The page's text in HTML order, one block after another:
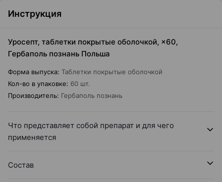
Инструкция
Уросепт, таблетки покрытые оболочкой, ×60,
Гербаполь познань Польша
Форма выпуска: Таблетки покрытые оболочкой
Кол-во в упаковке: 60 шт.
Производитель: Гербаполь познань
Что представляет собой препарат и для чего
применяется
Состав